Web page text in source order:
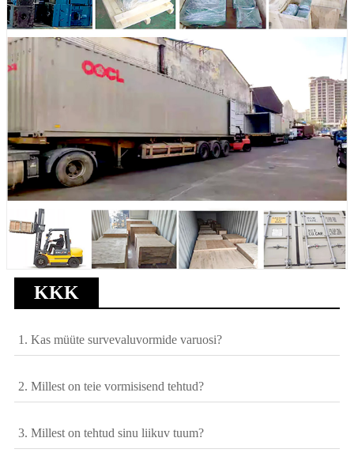
KKK
1. Kas müüte survevaluvormide varuosi?
2. Millest on teie vormisisend tehtud?
3. Millest on tehtud sinu liikuv tuum?